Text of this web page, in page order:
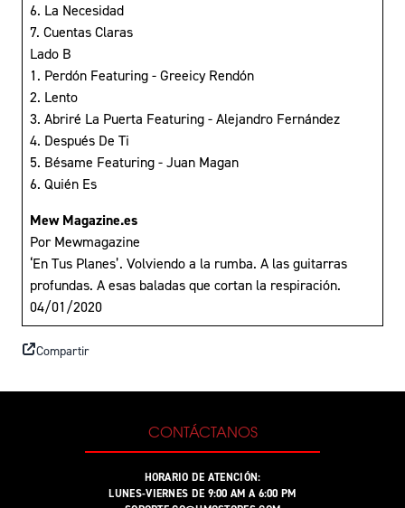
6. La Necesidad
7. Cuentas Claras
Lado B
1. Perdón Featuring - Greeicy Rendón
2. Lento
3. Abriré La Puerta Featuring - Alejandro Fernández
4. Después De Ti
5. Bésame Featuring - Juan Magan
6. Quién Es
Mew Magazine.es
Por Mewmagazine
‘En Tus Planes’. Volviendo a la rumba. A las guitarras
profundas. A esas baladas que cortan la respiración.
04/01/2020
Compartir
CONTÁCTANOS
HORARIO DE ATENCIÓN:
LUNES-VIERNES DE 9:00 AM A 6:00 PM